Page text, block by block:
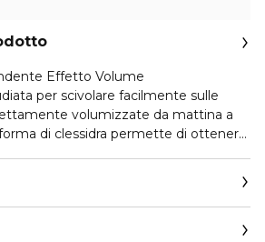
Effetto Volume
per scivolare facilmente sulle
volumizzate da mattina a
di clessidra permette di ottenere
ultra morbida per avvolgere le ciglia
neri brillanti per donare una